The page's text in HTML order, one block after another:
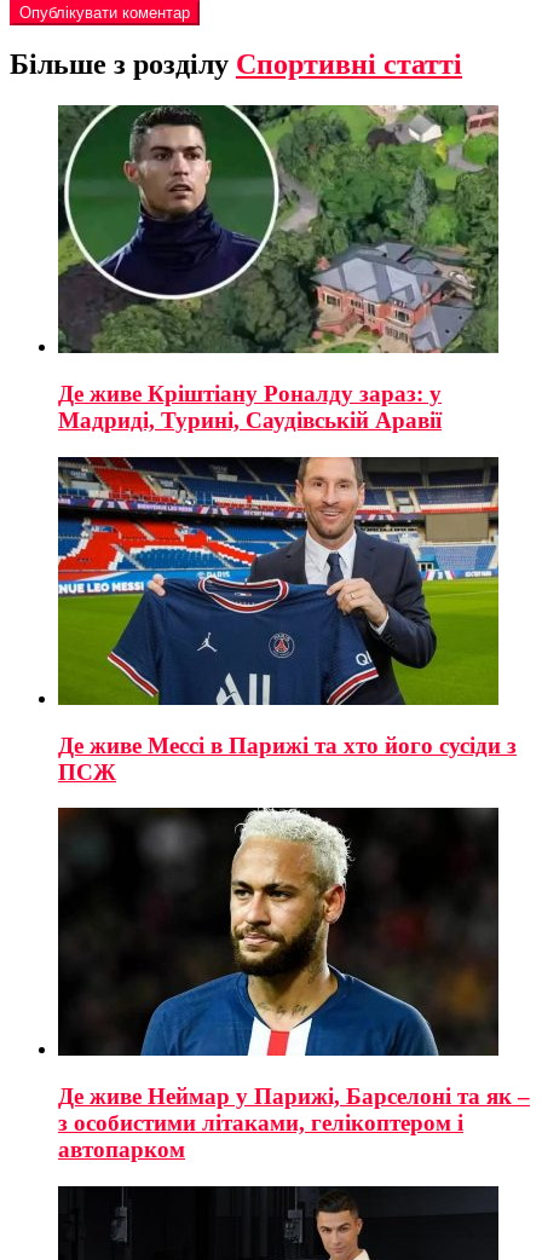
Більше з розділу Спортивні статті
Де живе Кріштіану Роналду зараз: у
Мадриді, Турині, Саудівській Аравії
Де живе Мессі в Парижі та хто його сусіди з
ПСЖ
Де живе Неймар у Парижі, Барселоні та як –
з особистими літаками, гелікоптером і
автопарком